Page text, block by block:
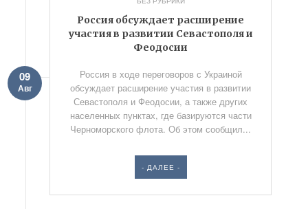
Россия обсуждает расширение
участия в развитии Севастополя и
Феодосии
09
Авг
Россия в ходе переговоров с Украиной
обсуждает расширение участия в развитии
Севастополя и Феодосии, а также других
населенных пунктах, где базируются части
Черноморского флота. Об этом сообщил...
- ДАЛЕЕ -